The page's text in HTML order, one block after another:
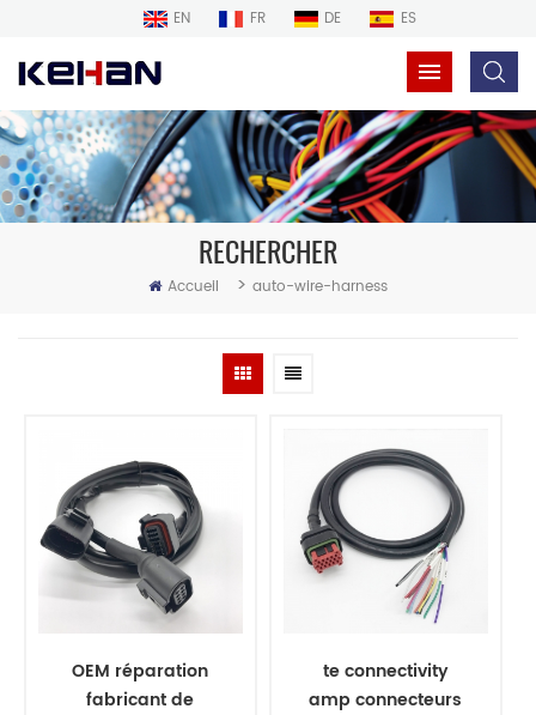
EN FR DE ES
RECHERCHER
Accueil > auto-wire-harness
OEM réparation
fabricant de
te connectivity
amp connecteurs